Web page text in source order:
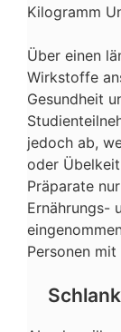
Kilogramm
Über einen
Wirkstoffe
Gesundheit
jedoch ab,
oder
Präparate
Ernährungs-
Personen